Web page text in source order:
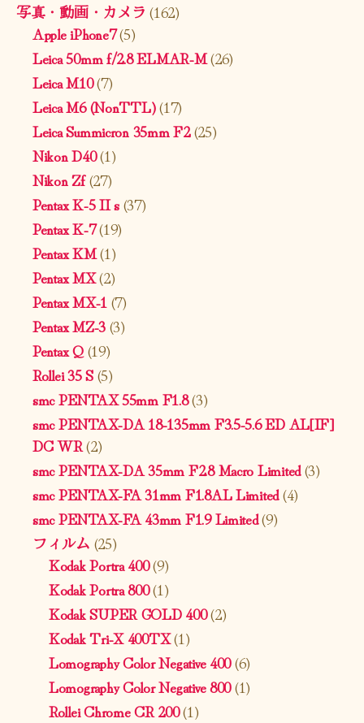
写真・動画・カメラ (162)
Apple iPhone7(5)
Leica 50mm f/2.8 ELMAR-M(26)
Leica M10(7)
Leica M6 (NonTTL)(17)
Leica Summicron 35mm F2(25)
Nikon D40(1)
Nikon Zf(27)
Pentax K-5 II s(37)
Pentax K-7(19)
Pentax KM(1)
Pentax MX(2)
Pentax MX-1 (7)
Pentax MZ-3(3)
Pentax Q(19)
Rollei 35 S(5)
smc PENTAX 55mm F1.8(3)
smc PENTAX-DA 18-135mm F3.5-5.6 ED AL[IF]
DC WR(2)
smc PENTAX-DA 35mm F2.8 Macro Limited(3)
smc PENTAX-FA 31mm F1.8AL Limited(4)
smc PENTAX-FA 43mm F1.9 Limited(9)
フィルム (25)
Kodak Portra 400(9)
Kodak Portra 800(1)
Kodak SUPER GOLD 400(2)
Kodak Tri-X 400TX(1)
Lomography Color Negative 400(6)
Lomography Color Negative 800(1)
Rollei Chrome CR 200(1)